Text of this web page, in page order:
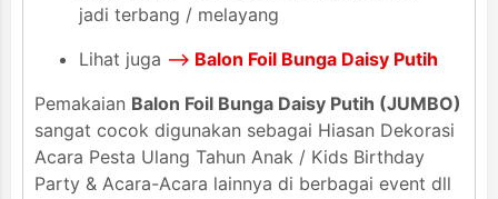
jadi terbang / melayang
Lihat juga --> Balon Foil Bunga Daisy Putih
Pemakaian Balon Foil Bunga Daisy Putih (JUMBO)
sangat cocok digunakan sebagai Hiasan Dekorasi
Acara Pesta Ulang Tahun Anak / Kids Birthday
Party & Acara-Acara lainnya di berbagai event dll